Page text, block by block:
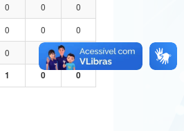
0 0
0
0 0
0
0
0
1 0 0